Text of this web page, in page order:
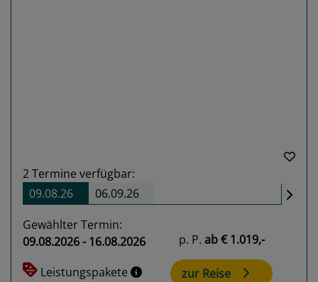
2Termine verfügbar:
09.08.26
06.09.26
Gewählter Termin:
09.08.2026 - 16.08.2026
Leistungspakete
p. P. ab€ 1.019,-
zur Reise